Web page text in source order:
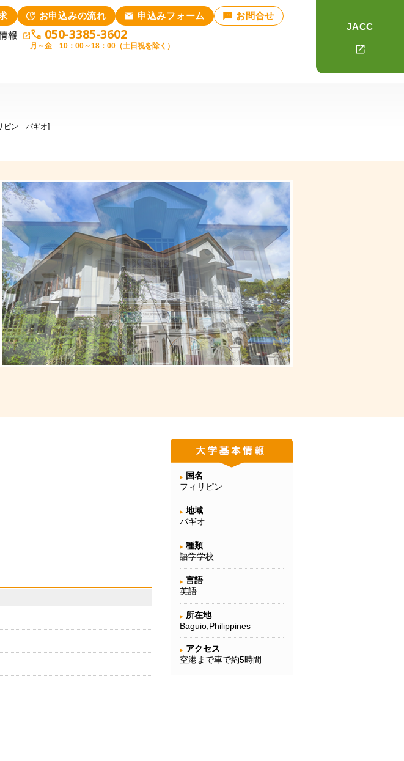
お申込みの流れ 申込みフォーム
お問合せ
報 050-3385-3602
月～金 10：00～18：00（土日祝を除く）
JACC
ピン バギオ]
国名
フィリピン
地域
バギオ
種類
語学学校
言語
英語
所在地
Baguio,Philippines
アクセス
空港まで車で約5時間